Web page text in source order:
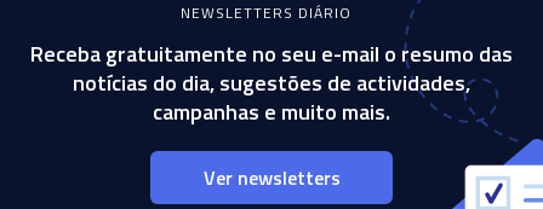
NEWSLETTERS DIÁRIO
Receba gratuitamente no seu e-mail o resumo das
notícias do dia, sugestões de actividades,
campanhas e muito mais.
Ver newsletters